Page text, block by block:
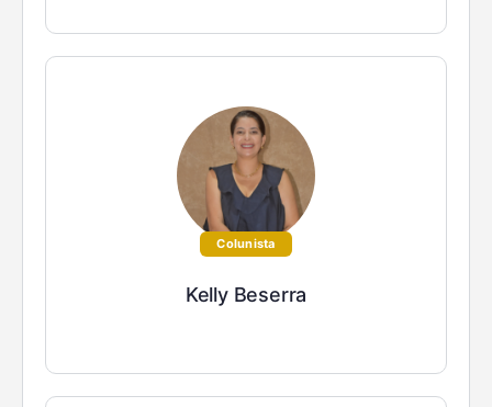
Colunista
Kelly Beserra